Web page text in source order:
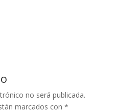
no será publicada.
marcados con *